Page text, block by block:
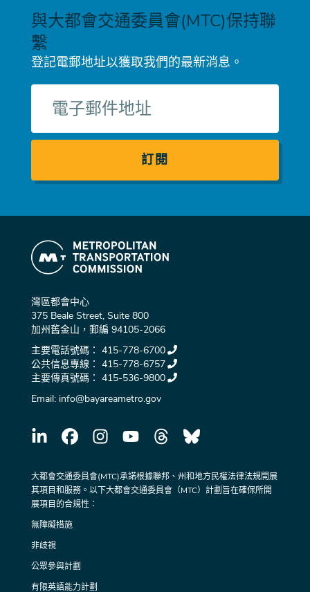
與大都會交通委員會(MTC)保持聯
繫
登記電郵地址以獲取我們的最新消息。
郵
件
灣區都會中心
375 Beale Street, Suite 800
加州舊金山，郵編 94105-2066
主要電話號碼： 415-778-6700
公共信息專線： 415-778-6757
主要傳真號碼： 415-536-9800
Email: info@bayareametro.gov
大都會交通委員會(MTC)承諾根據聯邦、州和地方民權法律法規開展
其項目和服務。以下大都會交通委員會（MTC）計劃旨在確保所開
展項目的合規性：
無障礙措施
非歧視
公眾參與計劃
有限英語能力計劃